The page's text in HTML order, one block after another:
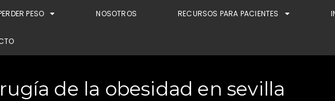
PESO NOSOTROS RECURSOS PARA PACIENTES
de la obesidad en sevilla